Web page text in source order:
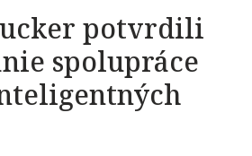
potvrdili
spolupráce